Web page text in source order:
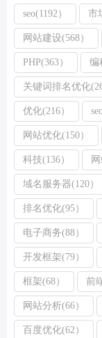
seo(1192） 市
网站建设(568）
PHP(363） 编
关键词排名优化
优化(216）
网站优化(150）
科技(136）
域名服务器(120）
排名优化(95）
电子商务(88）
开发框架(79）
框架(68） 前
网站分析(66）
百度优化(62）